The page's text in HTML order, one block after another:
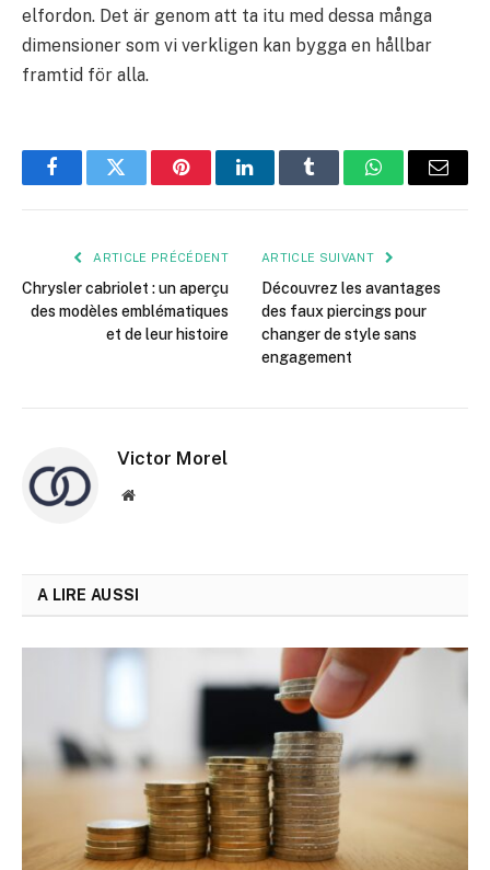
elfordon. Det är genom att ta itu med dessa många
dimensioner som vi verkligen kan bygga en hållbar
framtid för alla.
FacebookTwitter PinterestLinkedInTumblr WhatsApp
E-
ARTICLE PRÉCÉDENT
Chrysler cabriolet : un aperçu
des modèles emblématiques
et de leur histoire
ARTICLE SUIVANT
Découvrez les avantages
des faux piercings pour
changer de style sans
engagement
Victor Morel
Site
A LIRE AUSSI